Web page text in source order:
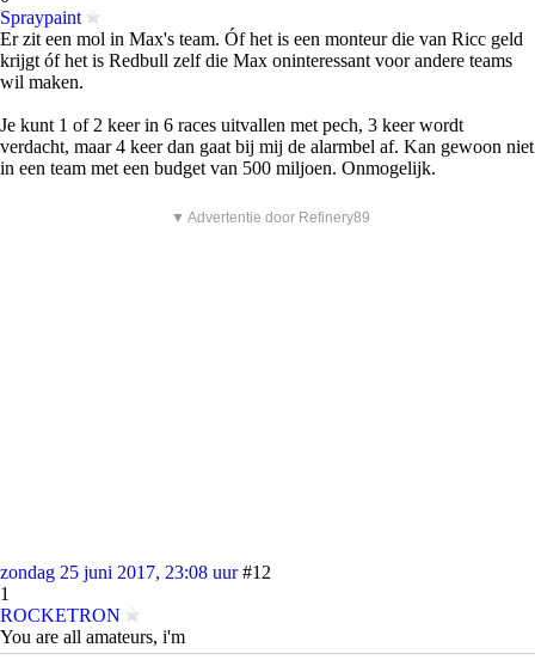
Spraypaint
Er zit een mol in Max's team. Óf het is een monteur die van Ricc geld
krijgt óf het is Redbull zelf die Max oninteressant voor andere teams
wil maken.
Je kunt 1 of 2 keer in 6 races uitvallen met pech, 3 keer wordt
verdacht, maar 4 keer dan gaat bij mij de alarmbel af. Kan gewoon niet
in een team met een budget van 500 miljoen. Onmogelijk.
▼ Advertentie door Refinery89
zondag 25 juni 2017, 23:08 uur #12
1
ROCKETRON
You are all amateurs, i'm
quote: